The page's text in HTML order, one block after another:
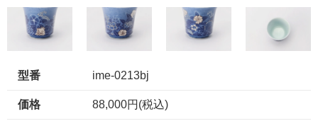
型番 ime-0213bj
価格 88,000円(税込)